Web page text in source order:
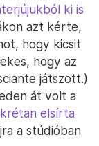
ki is
azt kérte,
hogy kicsit
hogy az
játszott.)
át volt a
elsírta
a stúdióban